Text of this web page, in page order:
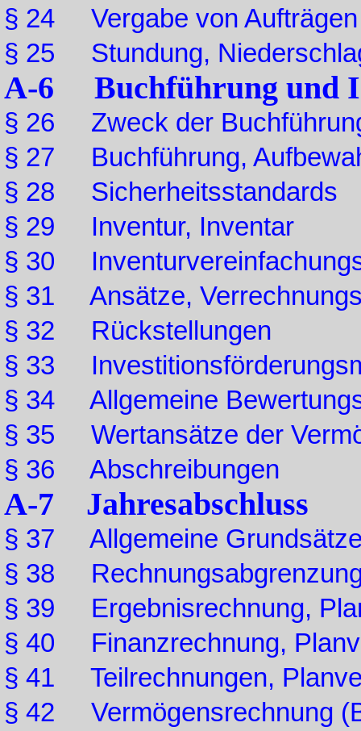
§ 24 Vergabe von Aufträgen
§ 25 Stundung,
A-6 Buchführung und
§ 26 Zweck der
§ 27 Buchführung,
§ 28 Sicherheitsstandards
§ 29 Inventur, Inventar
§ 30
§ 31 Ansätze,
§ 32 Rückstellungen
§ 33
§ 34 Allgemeine
§ 35 Wertansätze der
§ 36 Abschreibungen
A-7 Jahresabschluss
§ 37 Allgemeine
§ 38
§ 39 Ergebnisrechnung,
§ 40 Finanzrechnung,
§ 41 Teilrechnungen,
§ 42 Vermögensrechnung